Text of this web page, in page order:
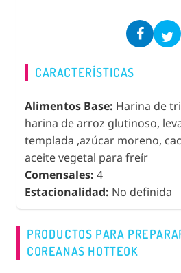
CARACTERÍSTICAS
Alimentos Base: Harina de
harina de arroz glutinoso,
templada ,azúcar moreno,
aceite vegetal para freír
Comensales: 4
Estacionalidad: No definida
PRODUCTOS PARA
COREANAS HOTTEOK